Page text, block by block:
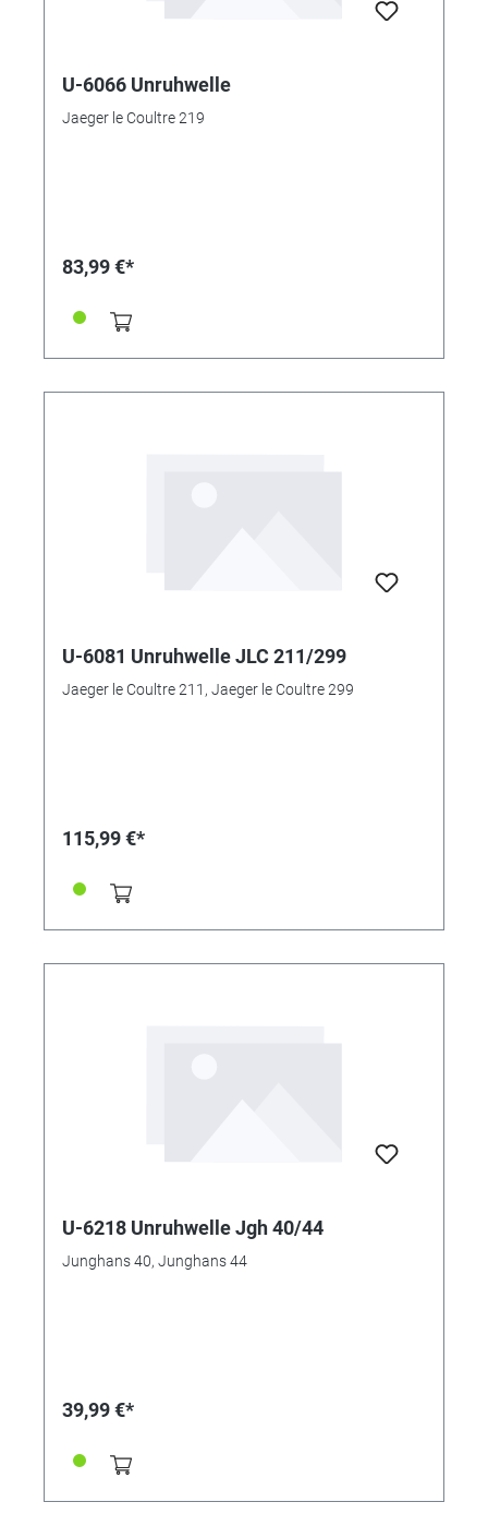
U-6066 Unruhwelle
Jaeger le Coultre 219
83,99 €*
U-6081 Unruhwelle JLC 211/299
Jaeger le Coultre 211, Jaeger le Coultre 299
115,99 €*
U-6218 Unruhwelle Jgh 40/44
Junghans 40, Junghans 44
39,99 €*